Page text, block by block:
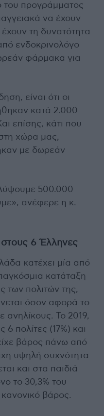
του προγράμματος
να έχουν
τη δυνατότητα
ενδοκρινολόγο
φάρμακα για
είναι ότι οι
κατά 2.000
επίσης, κάτι που
χώρα μας,
με δωρεάν
500.000
ανέφερε η κ.
στους 6 Έλληνες
κατέχει μία από
κατάταξη
των πολιτών της,
όσον αφορά το
ανηλίκους. Το 2019,
πολίτες (17%) και
βάρος πάνω από
υψηλή συχνότητα
και στα παιδιά
το 30,3% του
βάρος.